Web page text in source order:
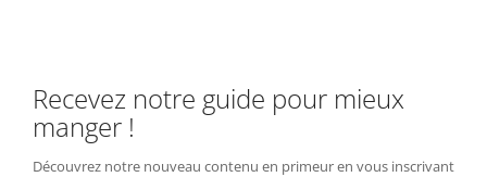
Recevez notre guide pour mieux
manger !
Découvrez notre nouveau contenu en primeur en vous inscrivant